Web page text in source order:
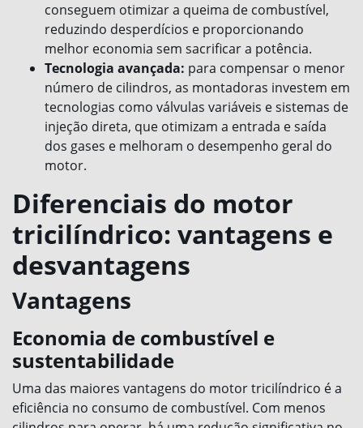
conseguem otimizar a queima de combustível,
reduzindo desperdícios e proporcionando
melhor economia sem sacrificar a potência.
Tecnologia avançada: para compensar o menor
número de cilindros, as montadoras investem em
tecnologias como válvulas variáveis e sistemas de
injeção direta, que otimizam a entrada e saída
dos gases e melhoram o desempenho geral do
motor.
Diferenciais do motor
tricilíndrico: vantagens e
desvantagens
Vantagens
Economia de combustível e
sustentabilidade
Uma das maiores vantagens do motor tricilíndrico é a
eficiência no consumo de combustível. Com menos